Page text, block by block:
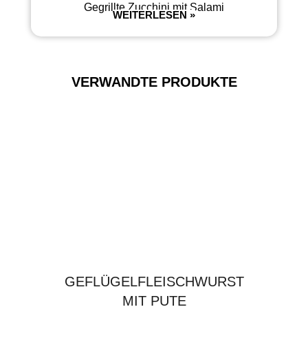
Gegrillte Zucchini mit Salami
WEITERLESEN »
VERWANDTE PRODUKTE
GEFLÜGELFLEISCHWURST
MIT PUTE